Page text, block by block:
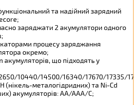
та надійний зарядний
заряджати 2 акумулятори одного
процесу заряджання
окремо;
акумуляторів, що підходять у
10440/14500/16340/17670/17335/
(нікель-металогідридних) та Ni-Cd
акумуляторів: АА/ААА/С;